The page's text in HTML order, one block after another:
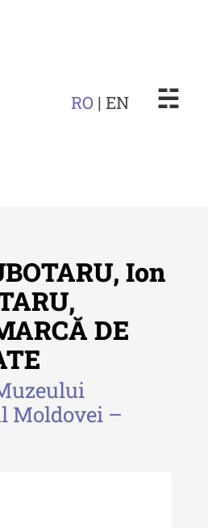
RO | EN ☵
istorice"
istorice" - XLIV
istorice" - XLIII
Ion
DE
Moldovei –